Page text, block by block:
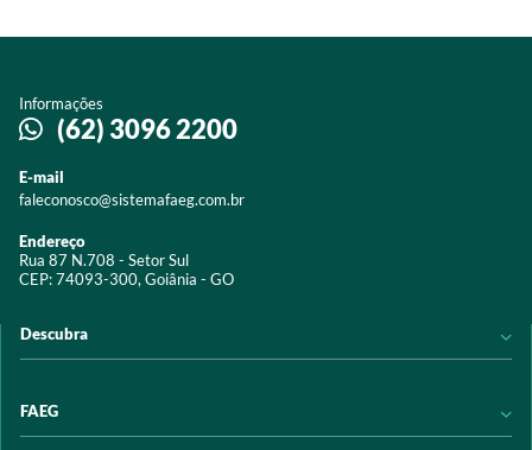
Informações
(62) 3096 2200
E-mail
faleconosco@sistemafaeg.com.br
Endereço
Rua 87 N.708 - Setor Sul
CEP: 74093-300, Goiânia - GO
Descubra
Acervo digital
FAEG